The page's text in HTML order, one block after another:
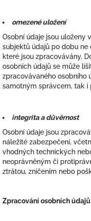
omezené uložení
Osobní údaje jsou uloženy
subjektů údajů po dobu ne
které jsou zpracovávány.
osobních údajů se může
zpracovávaného osobního
samotným správcem, tak i
integrita a důvěrnost
Osobní údaje jsou
náležité zabezpečení,
vhodných technických
neoprávněným či
ztrátou, zničením nebo
Zpracování osobních